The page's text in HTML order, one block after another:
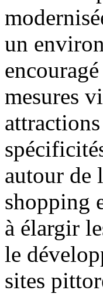
un
mesures
autour de
shopping
à élargir
le
sites